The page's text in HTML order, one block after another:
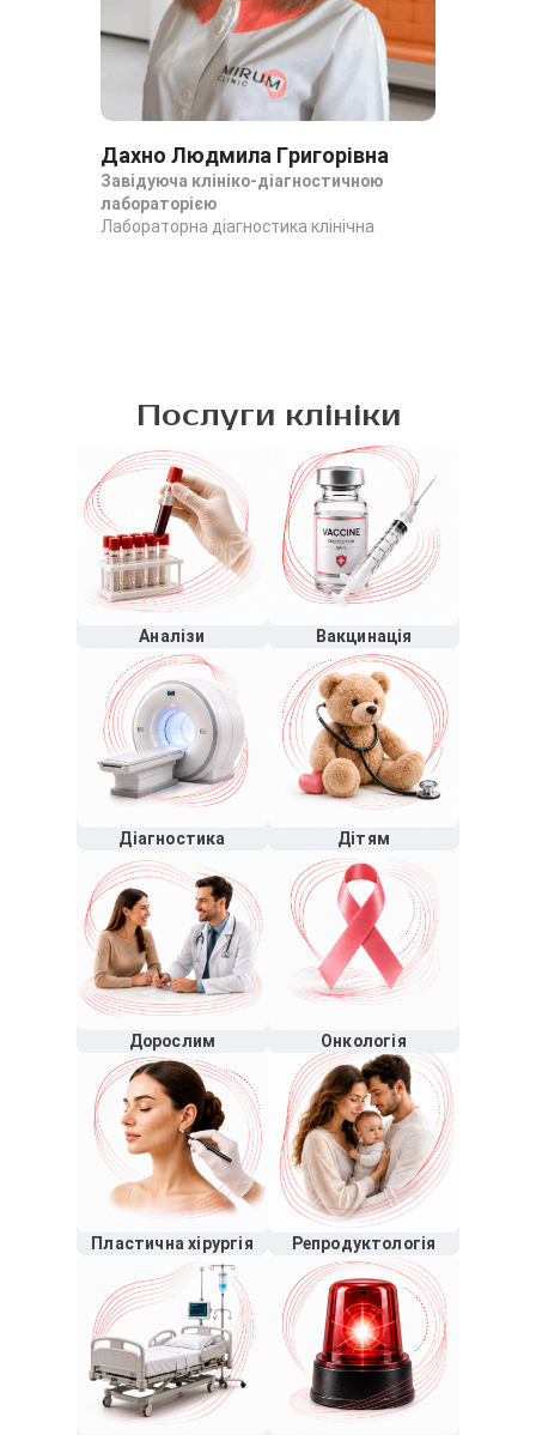
Дахно Людмила Григорівна
Завідуюча клініко-діагностичною
лабораторією
Лабораторна діагностика клінічна
Послуги клініки
Аналізи Вакцинація
Діагностика Дітям
Дорослим Онкологія
Пластична хірургія Репродуктологія